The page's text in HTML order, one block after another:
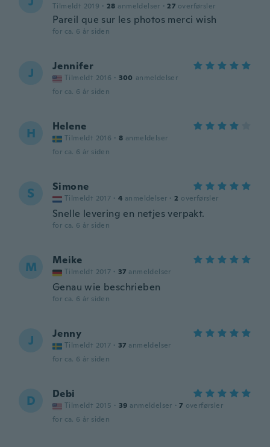
Tilmeldt 2019 · 28 anmeldelser · 27 overførsler
Pareil que sur les photos merci wish
for ca. 6 år siden
J Jennifer
Tilmeldt 2016 · 300 anmeldelser
for ca. 6 år siden
H Helene
Tilmeldt 2016 · 8 anmeldelser
for ca. 6 år siden
S Simone
Tilmeldt 2017 · 4 anmeldelser · 2 overførsler
Snelle levering en netjes verpakt.
for ca. 6 år siden
M Meike
Tilmeldt 2017 · 37 anmeldelser
Genau wie beschrieben
for ca. 6 år siden
J Jenny
Tilmeldt 2017 · 37 anmeldelser
for ca. 6 år siden
D Debi
Tilmeldt 2015 · 39 anmeldelser · 7 overførsler
for ca. 6 år siden